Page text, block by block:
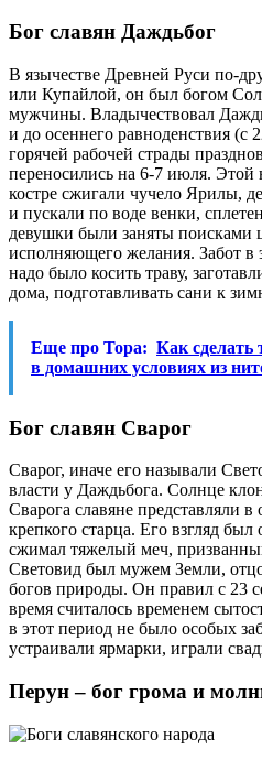
Бог славян Даждьбог
В язычестве Древней Руси по-
или Купайлой, он был богом
мужчины. Владычествовал
и до осеннего равноденствия (с
горячей рабочей страды
переносились на 6-7 июля.
костре сжигали чучело Ярилы,
и пускали по воде венки,
девушки были заняты поисками
исполняющего желания. Забот в
надо было косить траву,
дома, подготавливать сани к
Еще про Тора: Как сделать
в домашних условиях из
Бог славян Сварог
Сварог, иначе его называли
власти у Даждьбога. Солнце
Сварога славяне представляли в
крепкого старца. Его взгляд
сжимал тяжелый меч,
Световид был мужем Земли,
богов природы. Он правил с 23
время считалось временем
в этот период не было особых
устраивали ярмарки, играли
Перун – бог грома и